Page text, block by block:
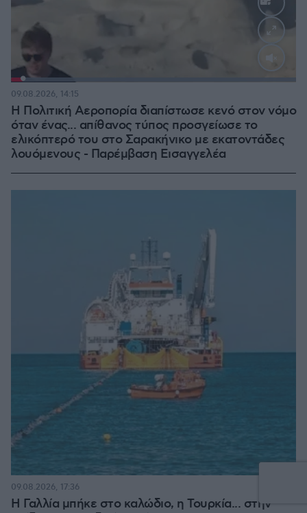
Η Πολιτική Αεροπορία διαπίστωσε κενό στον νόμο
όταν ένας... απίθανος τύπος προσγείωσε το
ελικόπτερό του στο Σαρακήνικο με εκατοντάδες
λουόμενους - Παρέμβαση Εισαγγελέα
09.08.2026, 14:15
Η Γαλλία μπήκε στο καλώδιο, η Τουρκία... στην
09.08.2026, 17:36